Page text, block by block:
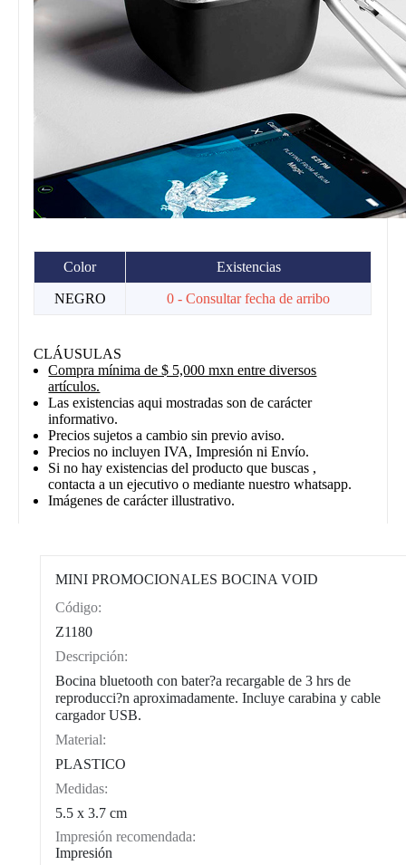
Color Existencias
NEGRO 0 - Consultar fecha de arribo
CLÁUSULAS
Compra mínima de $ 5,000 mxn entre diversos
artículos.
Las existencias aqui mostradas son de carácter
informativo.
Precios sujetos a cambio sin previo aviso.
Precios no incluyen IVA, Impresión ni Envío.
Si no hay existencias del producto que buscas ,
contacta a un ejecutivo o mediante nuestro whatsapp.
Imágenes de carácter illustrativo.
MINI PROMOCIONALES BOCINA VOID
Código:
Z1180
Descripción:
Bocina bluetooth con bater?a recargable de 3 hrs de
reproducci?n aproximadamente. Incluye carabina y cable
cargador USB.
Material:
PLASTICO
Medidas:
5.5 x 3.7 cm
Impresión recomendada:
Impresión